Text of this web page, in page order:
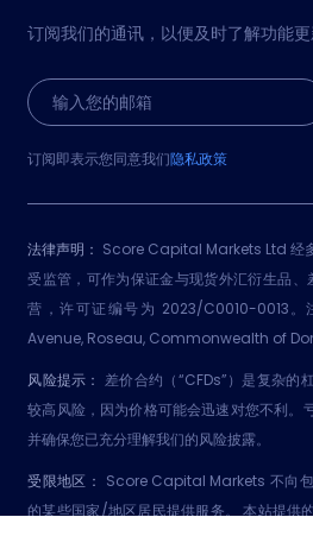
订阅我们的通讯，以便及时了解功能更
订阅即表示您同意我们隐私政策
法律声明： Score Capital Markets Ltd 经
受监管，可作为保证金与现货外汇衍生品
营，许可证编号为 2023/C0010-0013
Avenue, Roseau, Commonwealth of
风险提示： 差价合约（“CFDs”）是复杂的
较高风险，因为价格可能会迅速对您不利。
并确保您已充分理解我们的风险披露。
受限地区： Score Capital Markets 不向
的某些国家/地区居民提供服务。 本站提供